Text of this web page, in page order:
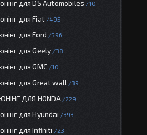
для DS Automobiles 10
для Fiat 495
для Ford 596
для Geely 38
для GMC 10
для Great wall 39
ДЛЯ HONDA 229
для Hyundai 393
для Infiniti 23